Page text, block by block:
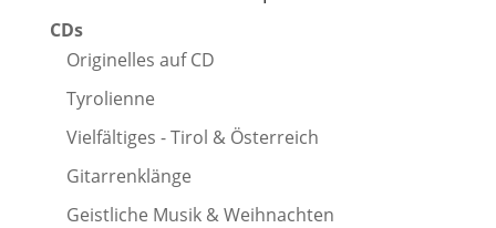
CDs
Originelles auf CD
Tyrolienne
Vielfältiges - Tirol & Österreich
Gitarrenklänge
Geistliche Musik & Weihnachten